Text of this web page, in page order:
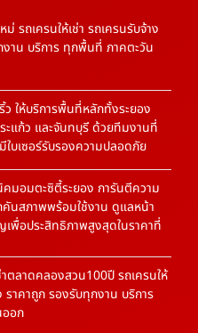
ม่ รถเครนให้เช่า รถเครนรับจ้าง
าน บริการ ทุกพื้นที่ ภาคตะวัน
ว ให้บริการพื้นที่หลักทั้งระยอง
ะแก้ว และจันทบุรี ด้วยทีมงานที่
ใบเซอร์รับรองความปลอดภัย
มอมตะซิตี้ระยอง การันตีความ
คันสภาพพร้อมใช้งาน ดูแลหน้า
เพื่อประสิทธิภาพสูงสุดในราคาที่
ตลาดคลองสวน100ปี รถเครนให้
ราคาถูก รองรับทุกงาน บริการ
อก